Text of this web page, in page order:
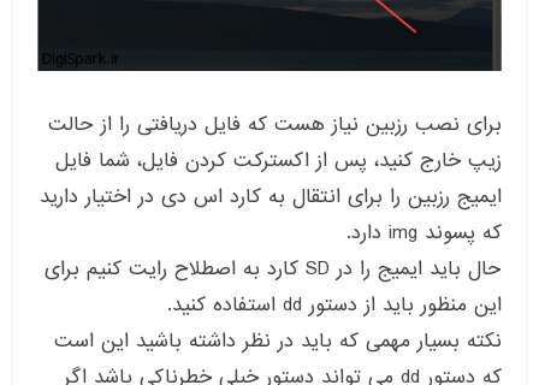
برای نصب رزبین نیاز هست که فایل دریافتی را از حالت
زیپ خارج کنید، پس از اکسترکت کردن فایل، شما فایل
ایمیج رزبین را برای انتقال به کارد اس دی در اختیار دارید
که پسوند img دارد.
حال باید ایمیج را در SD کارد به اصطلاح رایت کنیم برای
این منظور باید از دستور dd استفاده کنید.
نکته بسیار مهمی که باید در نظر داشته باشید این است
که دستور dd می تواند دستور خیلی خطرناکی باشد اگر